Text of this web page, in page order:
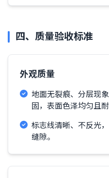
四、质量验收标准
外观质量
地面无裂痕、分层现
固，表面色泽均匀且耐
标志线清晰、不反光
缝隙。